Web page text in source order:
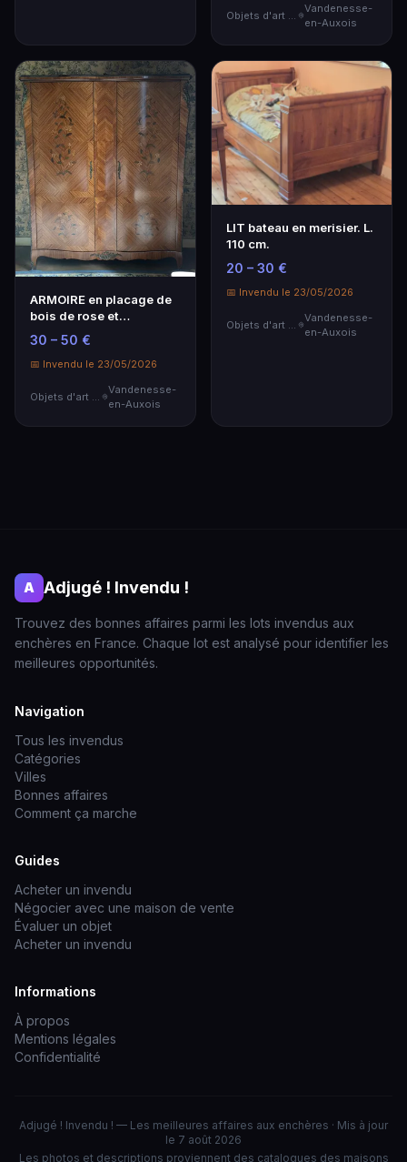
Vandenesse-
en-Auxois
ARMOIRE en placage de
bois de rose et
marqueterie, ouvrant p…
30 – 50 €
📅 Invendu le 23/05/2026
Vandenesse-
en-Auxois
LIT bateau en merisier. L.
110 cm.
20 – 30 €
📅 Invendu le 23/05/2026
Objets d'art & Curiosités
Vandenesse-
en-Auxois
A Adjugé ! Invendu !
Trouvez des bonnes affaires parmi les lots invendus aux
enchères en France. Chaque lot est analysé pour identifier les
meilleures opportunités.
Navigation
Tous les invendus
Catégories
Villes
Bonnes affaires
Comment ça marche
Guides
Acheter un invendu
Négocier avec une maison de vente
Évaluer un objet
Acheter un invendu
Informations
À propos
Mentions légales
Confidentialité
Adjugé ! Invendu ! — Les meilleures affaires aux enchères · Mis à jour
le 7 août 2026
Les photos et descriptions proviennent des catalogues des maisons